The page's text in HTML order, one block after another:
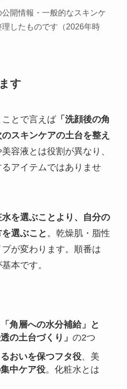
開情報・一般的なスキンケ
したものです（2026年時
す
とで言えば「洗顔後の角
スキンケアの土台を整え
容液とは役割が異なり、
アイテムではありませ
を選ぶことより、自分の
選ぶこと 。乾燥肌・脂性
が変わります。順番は
本です。
「角層への水分補給」と
の土台づくり」 の2つ
おいを保つフタ役、美
中ケア役。化粧水とは